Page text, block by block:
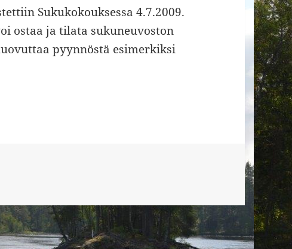
Sukukokouksessa 4.7.2009.
ostaa ja tilata sukuneuvoston
pyynnöstä esimerkiksi